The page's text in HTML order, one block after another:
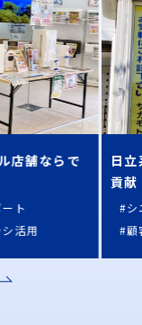
店舗ならで
ト
活用
日
貢献
#シ
#顧